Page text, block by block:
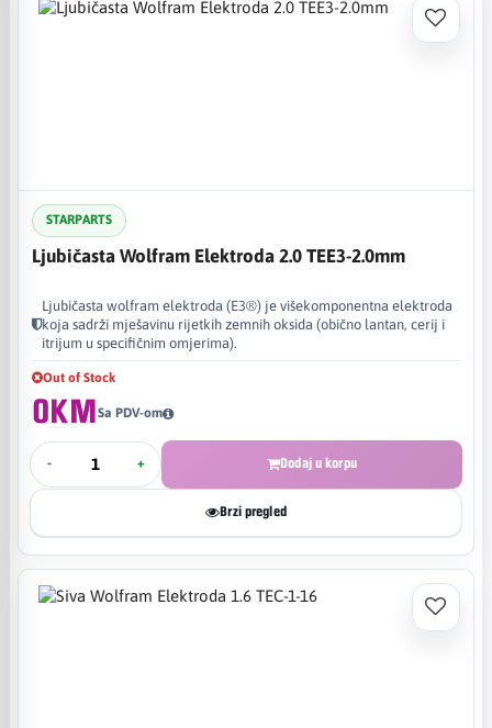
STARPARTS
Ljubičasta Wolfram Elektroda 2.0 TEE3-2.0mm
Ljubičasta wolfram elektroda (E3®) je višekomponentna elektroda
koja sadrži mješavinu rijetkih zemnih oksida (obično lantan, cerij i
itrijum u specifičnim omjerima).
Out of Stock
0KMSa PDV-om
- + Dodaj u korpu
Brzi pregled